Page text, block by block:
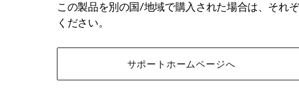
この製品を別の国/地域で購入された場合は、それ
ください。
サポートホームページへ